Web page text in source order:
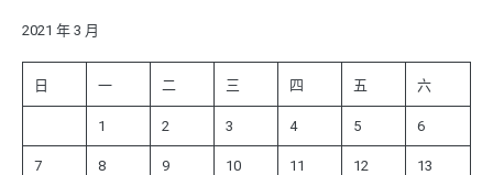
字:
2021 年 3 月
日 一 二 三 四 五 六
1 2 3 4 5 6
7 8 9 10 11 12 13